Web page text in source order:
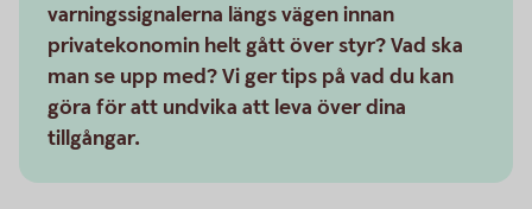
varningssignalerna längs vägen innan
privatekonomin helt gått över styr? Vad ska
man se upp med? Vi ger tips på vad du kan
göra för att undvika att leva över dina
tillgångar.